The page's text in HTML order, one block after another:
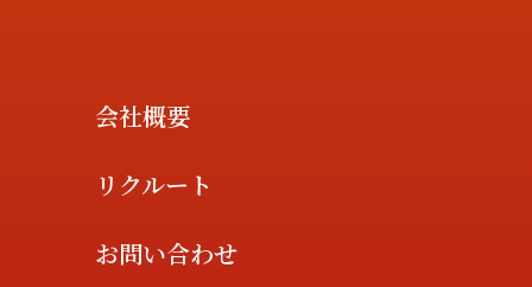
会社概要
リクルート
お問い合わせ